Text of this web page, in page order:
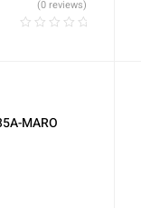
(0 reviews)
MARO